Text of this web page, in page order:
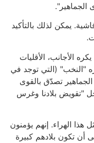
الجماهير".
يمكن لذلك بالتأكيد
الأجانب، الأقليات
"النخب" (التي توجد في
تصدّق بالقوى
"تقويض بلادنا وغرس
الهراء. إنهم يؤمنون
أن تكون بلادهم كبيرة